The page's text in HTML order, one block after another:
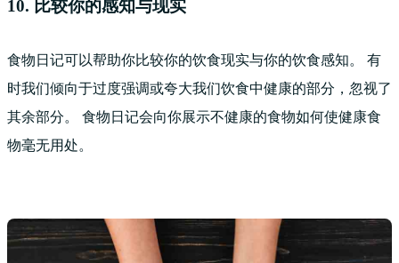
10. 比较你的感知与现实
食物日记可以帮助你比较你的饮食现实与你的饮食感知。 有
时我们倾向于过度强调或夸大我们饮食中健康的部分，忽视了
其余部分。 食物日记会向你展示不健康的食物如何使健康食
物毫无用处。